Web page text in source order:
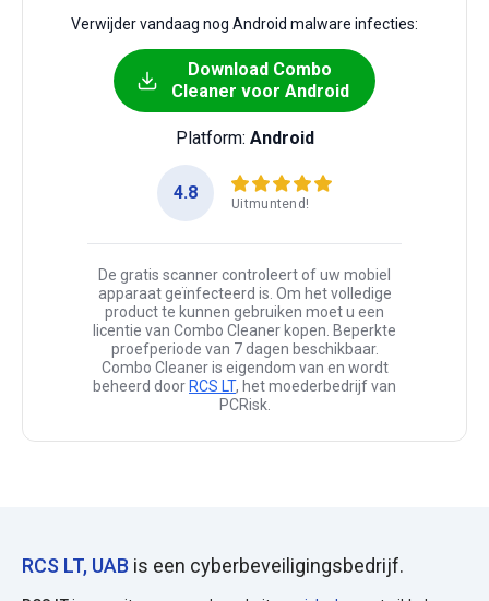
Verwijder vandaag nog Android malware infecties:
Download Combo
Cleaner voor Android
Platform: Android
4.8
Uitmuntend!
De gratis scanner controleert of uw mobiel
apparaat geïnfecteerd is. Om het volledige
product te kunnen gebruiken moet u een
licentie van Combo Cleaner kopen. Beperkte
proefperiode van 7 dagen beschikbaar.
Combo Cleaner is eigendom van en wordt
beheerd door RCS LT, het moederbedrijf van
PCRisk.
RCS LT, UAB is een cyberbeveiligingsbedrijf.